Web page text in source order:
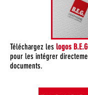
Téléchargez les logos
pour les intégrer
documents.